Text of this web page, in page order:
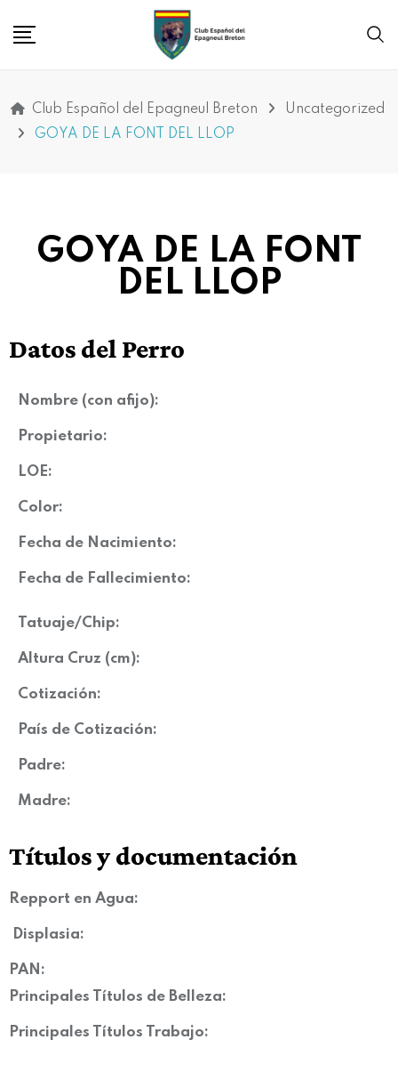
Club Español del Epagneul Breton
Uncategorized
GOYA DE LA FONT DEL LLOP
GOYA DE LA FONT
DEL LLOP
Datos del Perro
Nombre (con afijo):
Propietario:
LOE:
Color:
Fecha de Nacimiento:
Fecha de Fallecimiento:
Tatuaje/Chip:
Altura Cruz (cm):
Cotización:
País de Cotización:
Padre:
Madre:
Títulos y documentación
Repport en Agua:
Displasia:
PAN:
Principales Títulos de Belleza:
Principales Títulos Trabajo: